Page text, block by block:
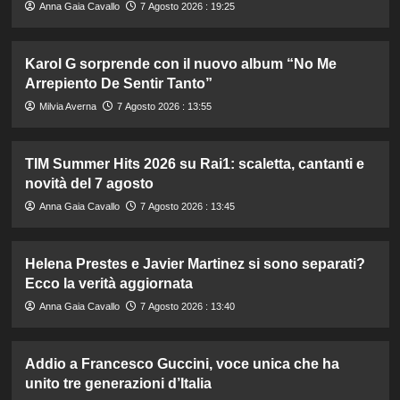
Anna Gaia Cavallo 7 Agosto 2026 : 19:25
Karol G sorprende con il nuovo album “No Me
Arrepiento De Sentir Tanto”
Milvia Averna 7 Agosto 2026 : 13:55
TIM Summer Hits 2026 su Rai1: scaletta, cantanti e
novità del 7 agosto
Anna Gaia Cavallo 7 Agosto 2026 : 13:45
Helena Prestes e Javier Martinez si sono separati?
Ecco la verità aggiornata
Anna Gaia Cavallo 7 Agosto 2026 : 13:40
Addio a Francesco Guccini, voce unica che ha
unito tre generazioni d’Italia